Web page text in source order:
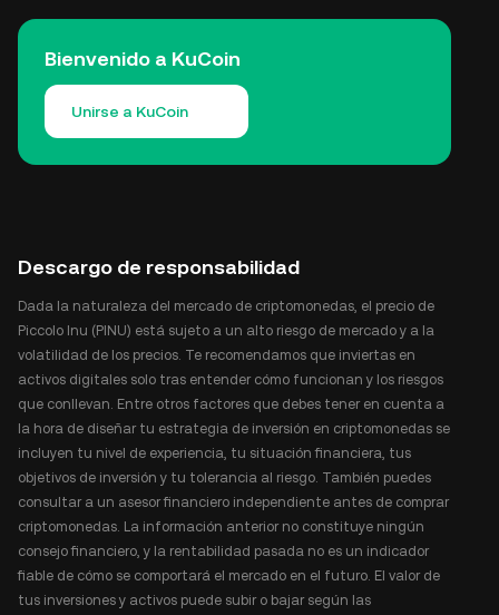
Bienvenido a KuCoin
Unirse a KuCoin
Descargo de responsabilidad
Dada la naturaleza del mercado de criptomonedas, el precio de
Piccolo Inu (PINU) está sujeto a un alto riesgo de mercado y a la
volatilidad de los precios. Te recomendamos que inviertas en
activos digitales solo tras entender cómo funcionan y los riesgos
que conllevan. Entre otros factores que debes tener en cuenta a
la hora de diseñar tu estrategia de inversión en criptomonedas se
incluyen tu nivel de experiencia, tu situación financiera, tus
objetivos de inversión y tu tolerancia al riesgo. También puedes
consultar a un asesor financiero independiente antes de comprar
criptomonedas. La información anterior no constituye ningún
consejo financiero, y la rentabilidad pasada no es un indicador
fiable de cómo se comportará el mercado en el futuro. El valor de
tus inversiones y activos puede subir o bajar según las